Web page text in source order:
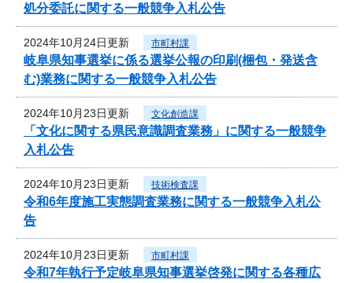
処分委託に関する一般競争入札公告
2024年10月24日更新 市町村課
岐阜県知事選挙に係る選挙公報の印刷(梱包・発送含
む)業務に関する一般競争入札公告
2024年10月23日更新 文化創造課
「文化に関する県民意識調査業務」に関する一般競争
入札公告
2024年10月23日更新 技術検査課
令和6年度施工実態調査業務に関する一般競争入札公
告
2024年10月23日更新 市町村課
令和7年執行予定岐阜県知事選挙啓発に関する各種広